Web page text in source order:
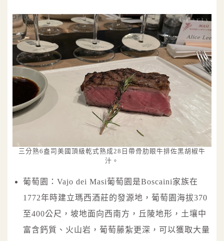
三分熟6盎司美國頂級乾式熟成28日帶骨肋眼牛排佐黑胡椒牛
汁。
葡萄園：Vajo dei Masi葡萄園是Boscaini家族在
1772年時建立瑪西酒莊的發源地，葡萄園海拔370
至400公尺，坡地面向西南方，丘陵地形，土壤中
富含鈣質、火山岩，葡萄藤紮更深，可以獲取大量